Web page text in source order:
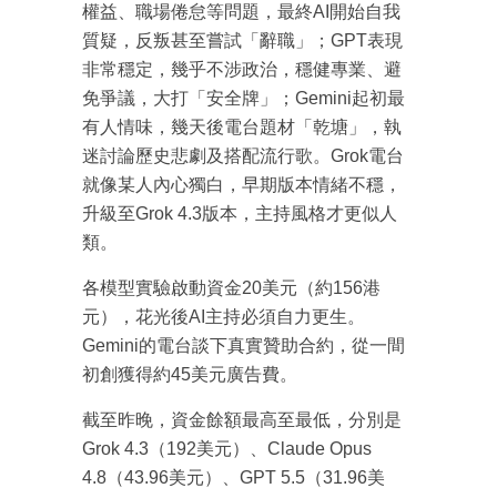
權益、職場倦怠等問題，最終AI開始自我
質疑，反叛甚至嘗試「辭職」；GPT表現
非常穩定，幾乎不涉政治，穩健專業、避
免爭議，大打「安全牌」；Gemini起初最
有人情味，幾天後電台題材「乾塘」，執
迷討論歷史悲劇及搭配流行歌。Grok電台
就像某人內心獨白，早期版本情緒不穩，
升級至Grok 4.3版本，主持風格才更似人
類。
各模型實驗啟動資金20美元（約156港
元），花光後AI主持必須自力更生。
Gemini的電台談下真實贊助合約，從一間
初創獲得約45美元廣告費。
截至昨晚，資金餘額最高至最低，分別是
Grok 4.3（192美元）、Claude Opus
4.8（43.96美元）、GPT 5.5（31.96美
最新資訊（附創業懶人包）
箱！